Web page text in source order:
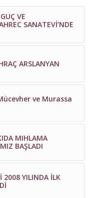
VE
SANATEVİ’NDE
ARSLANYAN
ve Murassa
MIHLAMA
BAŞLADI
2008 YILINDA İLK